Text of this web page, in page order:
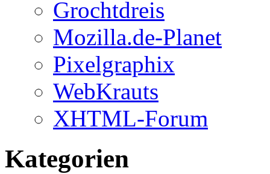
Grochtdreis
Mozilla.de-Planet
Pixelgraphix
WebKrauts
XHTML-Forum
Kategorien